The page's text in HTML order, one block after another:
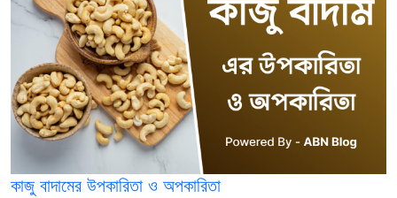
কাজু বাদামের উপকারিতা ও অপকারিতা